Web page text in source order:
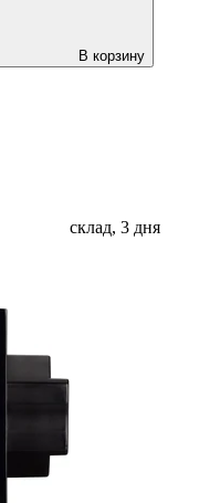
В корзину
склад, 3 дня